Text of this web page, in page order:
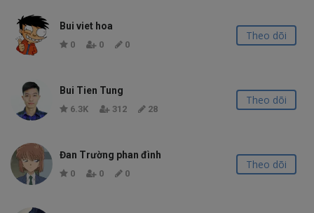
Bui viet hoa
0 0 0
Theo dõi
Bui Tien Tung
6.3K 312 28
Theo dõi
Đan Trường phan đình
0 0 0
Theo dõi